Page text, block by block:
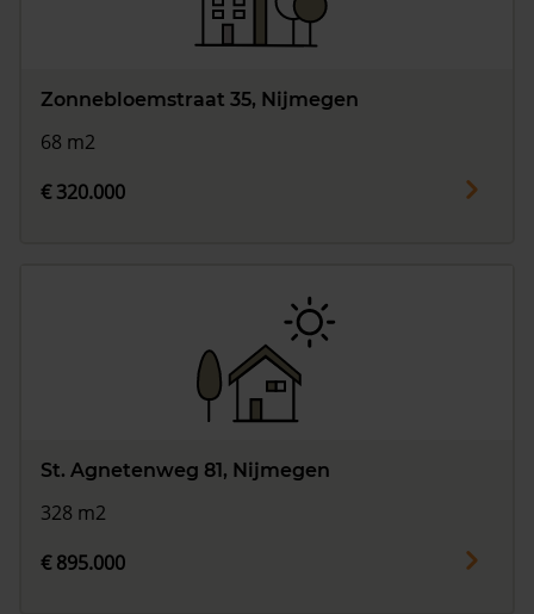
Zonnebloemstraat 35, Nijmegen
68 m2
€ 320.000
St. Agnetenweg 81, Nijmegen
328 m2
€ 895.000